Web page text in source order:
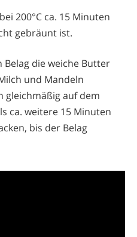
200°C ca. 15 Minuten
gebräunt ist.
Belag die weiche Butter
und Mandeln
gleichmäßig auf dem
ca. weitere 15 Minuten
bis der Belag